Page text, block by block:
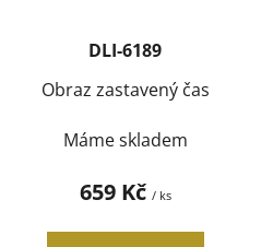
DLI-6189
Obraz zastavený čas
Máme skladem
659 Kč / ks